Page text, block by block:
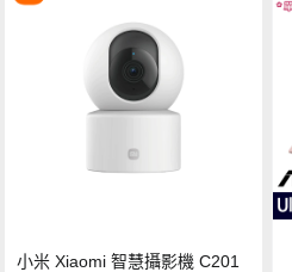
小米 Xiaomi 智慧攝影機 C201